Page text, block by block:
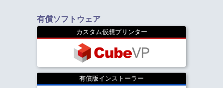
有償ソフトウェア
カスタム仮想プリンター
有償版インストーラー